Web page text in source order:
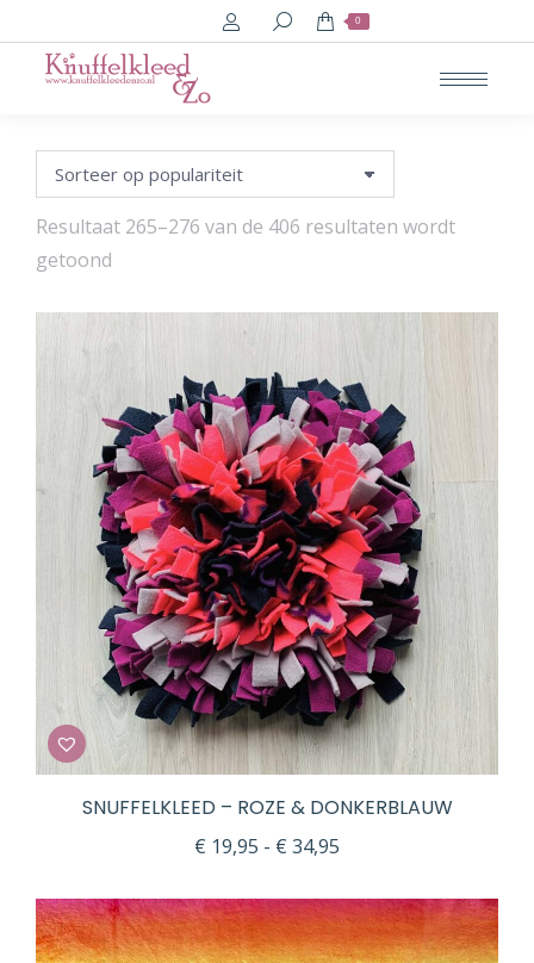
Search: 0
Resultaat 265–276 van de 406 resultaten wordt
getoond
SNUFFELKLEED – ROZE & DONKERBLAUW
€ 19,95 - € 34,95
tot
€ 34,95